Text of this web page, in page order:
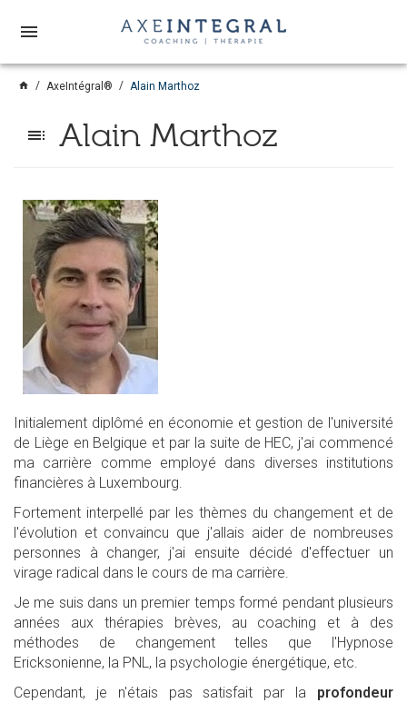
menu
home AxeIntégral® Alain Marthoz
toc Alain Marthoz
Initialement diplômé en économie et gestion de l'université
de Liège en Belgique et par la suite de HEC, j'ai commencé
ma carrière comme employé dans diverses institutions
financières à Luxembourg.
Fortement interpellé par les thèmes du changement et de
l'évolution et convaincu que j'allais aider de nombreuses
personnes à changer, j'ai ensuite décidé d'effectuer un
virage radical dans le cours de ma carrière.
Je me suis dans un premier temps formé pendant plusieurs
années aux thérapies brèves, au coaching et à des
méthodes de changement telles que l'Hypnose
Ericksonienne, la PNL, la psychologie énergétique, etc.
Cependant, je n'étais pas satisfait par la profondeur